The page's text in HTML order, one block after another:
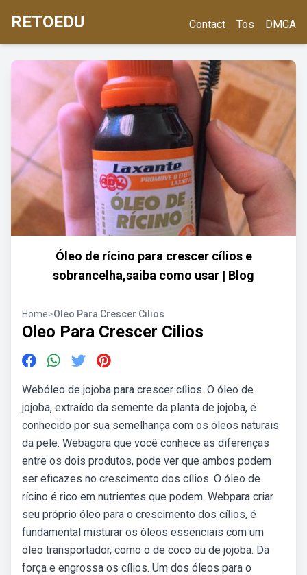
RETOEDU Contact Tos DMCA
Óleo de rícino para crescer cílios e
sobrancelha,saiba como usar | Blog
Home>Oleo Para Crescer Cilios
Oleo Para Crescer Cilios
Webóleo de jojoba para crescer cílios. O óleo de
jojoba, extraído da semente da planta de jojoba, é
conhecido por sua semelhança com os óleos naturais
da pele. Webagora que você conhece as diferenças
entre os dois produtos, pode ver que ambos podem
ser eficazes no crescimento dos cílios. O óleo de
rícino é rico em nutrientes que podem. Webpara criar
seu próprio óleo para o crescimento dos cílios, é
fundamental misturar os óleos essenciais com um
óleo transportador, como o de coco ou de jojoba. Dá
força e engrossa os cílios. Um dos óleos para o